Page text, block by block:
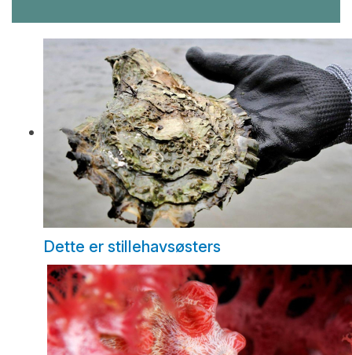
Dette er stillehavsøsters